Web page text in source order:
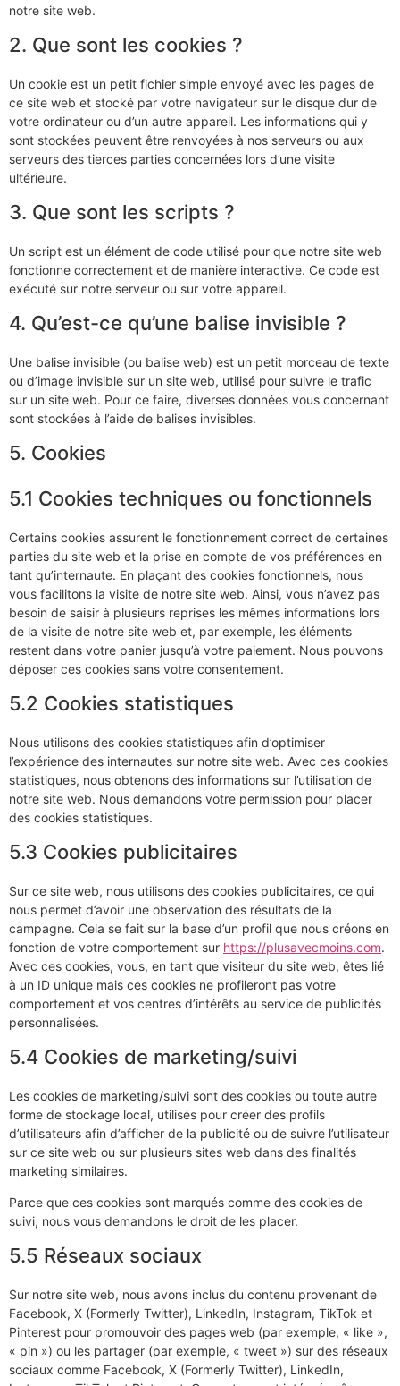
notre site web.
2. Que sont les cookies ?
Un cookie est un petit fichier simple envoyé avec les pages de
ce site web et stocké par votre navigateur sur le disque dur de
votre ordinateur ou d’un autre appareil. Les informations qui y
sont stockées peuvent être renvoyées à nos serveurs ou aux
serveurs des tierces parties concernées lors d’une visite
ultérieure.
3. Que sont les scripts ?
Un script est un élément de code utilisé pour que notre site web
fonctionne correctement et de manière interactive. Ce code est
exécuté sur notre serveur ou sur votre appareil.
4. Qu’est-ce qu’une balise invisible ?
Une balise invisible (ou balise web) est un petit morceau de texte
ou d’image invisible sur un site web, utilisé pour suivre le trafic
sur un site web. Pour ce faire, diverses données vous concernant
sont stockées à l’aide de balises invisibles.
5. Cookies
5.1 Cookies techniques ou fonctionnels
Certains cookies assurent le fonctionnement correct de certaines
parties du site web et la prise en compte de vos préférences en
tant qu’internaute. En plaçant des cookies fonctionnels, nous
vous facilitons la visite de notre site web. Ainsi, vous n’avez pas
besoin de saisir à plusieurs reprises les mêmes informations lors
de la visite de notre site web et, par exemple, les éléments
restent dans votre panier jusqu’à votre paiement. Nous pouvons
déposer ces cookies sans votre consentement.
5.2 Cookies statistiques
Nous utilisons des cookies statistiques afin d’optimiser
l’expérience des internautes sur notre site web. Avec ces cookies
statistiques, nous obtenons des informations sur l’utilisation de
notre site web. Nous demandons votre permission pour placer
des cookies statistiques.
5.3 Cookies publicitaires
Sur ce site web, nous utilisons des cookies publicitaires, ce qui
nous permet d’avoir une observation des résultats de la
campagne. Cela se fait sur la base d’un profil que nous créons en
fonction de votre comportement sur https://plusavecmoins.com.
Avec ces cookies, vous, en tant que visiteur du site web, êtes lié
à un ID unique mais ces cookies ne profileront pas votre
comportement et vos centres d’intérêts au service de publicités
personnalisées.
5.4 Cookies de marketing/suivi
Les cookies de marketing/suivi sont des cookies ou toute autre
forme de stockage local, utilisés pour créer des profils
d’utilisateurs afin d’afficher de la publicité ou de suivre l’utilisateur
sur ce site web ou sur plusieurs sites web dans des finalités
marketing similaires.
Parce que ces cookies sont marqués comme des cookies de
suivi, nous vous demandons le droit de les placer.
5.5 Réseaux sociaux
Sur notre site web, nous avons inclus du contenu provenant de
Facebook, X (Formerly Twitter), LinkedIn, Instagram, TikTok et
Pinterest pour promouvoir des pages web (par exemple, « like »,
« pin ») ou les partager (par exemple, « tweet ») sur des réseaux
sociaux comme Facebook, X (Formerly Twitter), LinkedIn,